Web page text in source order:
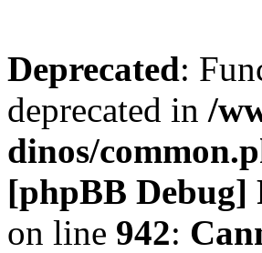
Deprecated:
deprecated in /
dinos/
[phpBB Debug]
on line 942: